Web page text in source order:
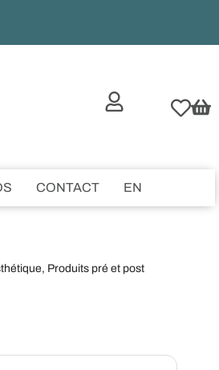
CONTACT EN
, Produits pré et post